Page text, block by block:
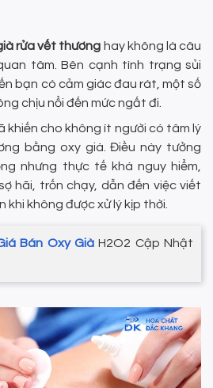
rửa vết thương hay không là câu
tâm. Bên cạnh tình trạng sủi
bạn có cảm giác đau rát, một số
chịu nổi đến mức ngất đi.
khiến cho không ít người có tâm lý
bằng oxy già. Điều này tưởng
nhưng thực tế khá nguy hiểm,
hãi, trốn chạy, dẫn đến việc viết
khi không được xử lý kịp thời.
Bán Oxy Già H2O2 Cập Nhật